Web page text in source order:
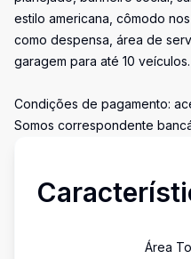
estilo americana, cômodo
como despensa, área de
garagem para até 10 veículos.
Condições de pagamento:
Somos correspondente
Área